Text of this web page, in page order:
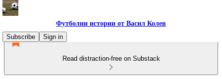
Футболни истории от Васил Колев
Subscribe
Sign in
Read distraction-free on Substack